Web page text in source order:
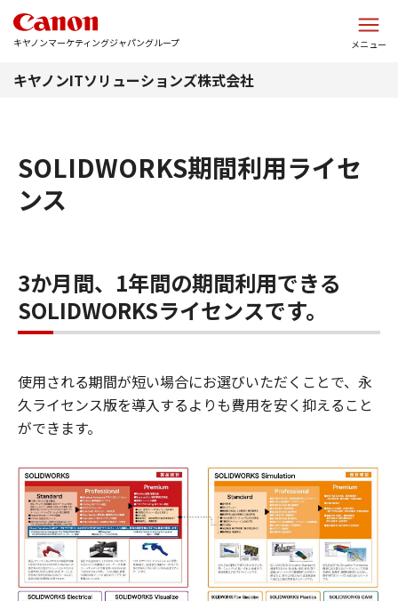
キヤノンマーケティングジャパングループ メニュー
キヤノンITソリューションズ株式会社
SOLIDWORKS期間利用ライセ
ンス
3か月間、1年間の期間利用できる
SOLIDWORKSライセンスです。
使用される期間が短い場合にお選びいただくことで、永
久ライセンス版を導入するよりも費用を安く抑えること
ができます。